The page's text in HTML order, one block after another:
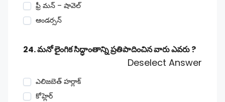
ఫ్రీ మన్ – షావెల్
ఆండర్సన్
24. మనో లైంగిక సిద్ధాంతాన్ని ప్రతిపాదించిన వారు ఎవరు ?
Deselect Answer
ఎలిజబెత్ హర్లాక్
కోహ్లెర్